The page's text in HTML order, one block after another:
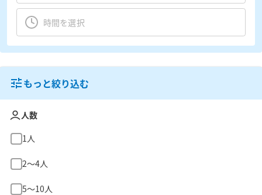
もっと絞り込む
人数
1人
2〜4人
5〜10人